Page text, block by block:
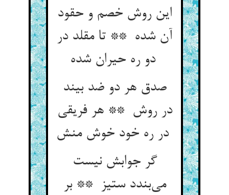
این روش خصم و حقود
آن شده ** تا مقلد در
دو ره حیران شده
صدق هر دو ضد بیند
در روش ** هر فریقی
در ره خود خوش منش
گر جوابش نیست
می‌بندد ستیز ** بر